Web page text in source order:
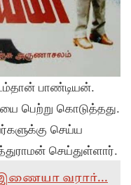
பாண்டியன்.
பெற்று கொடுத்தது.
செய்ய
செய்துள்ளார்.
இணையா வரார்...